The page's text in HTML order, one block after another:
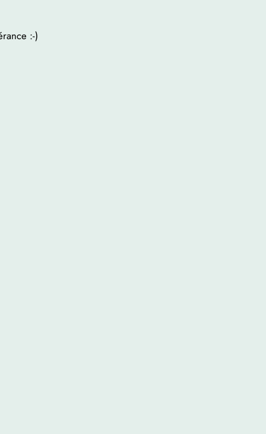
:-)